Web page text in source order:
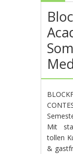
Mit
tollen
&